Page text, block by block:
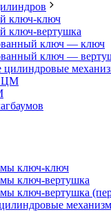
ключ-ключ
ключ-вертушка
ключ — ключ
ключ —
цилиндровые
ЦМ
ключ-ключ
ключ-вертушка
ключ-вертушка